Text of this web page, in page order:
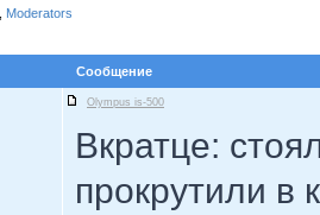
Moderators
Сообщение
Olympus is-500
Вкратце:
прокрутили в